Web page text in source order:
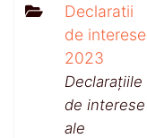
Declaratii
de interese
2023
Declarațiile
de interese
ale